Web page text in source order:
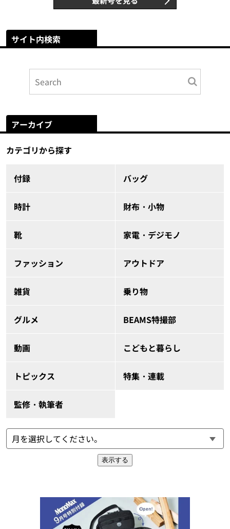
サイト内検索
アーカイブ
カテゴリから探す
付録 バッグ
時計 財布・小物
靴 家電・デジモノ
ファッション アウトドア
雑貨 乗り物
グルメ BEAMS特撮部
動画 こどもと暮らし
トピックス 特集・連載
監修・執筆者
表示する